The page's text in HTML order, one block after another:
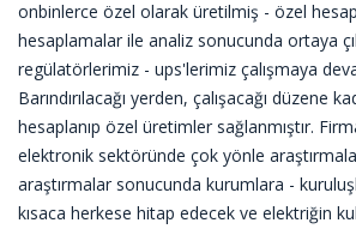
onbinlerce özel olarak üretilmiş - özel
hesaplamalar ile analiz sonucunda ortaya
regülatörlerimiz - ups'lerimiz çalışmaya
Barındırılacağı yerden, çalışacağı düzene
hesaplanıp özel üretimler sağlanmıştır.
elektronik sektöründe çok yönle
araştırmalar sonucunda kurumlara -
kısaca herkese hitap edecek ve elektriğin